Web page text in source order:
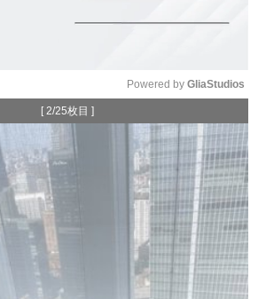
Powered by GliaStudios
[ 2/25枚目 ]